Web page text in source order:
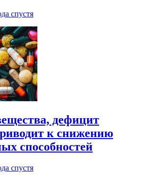
спустя
дефицит
к снижению
способностей
спустя